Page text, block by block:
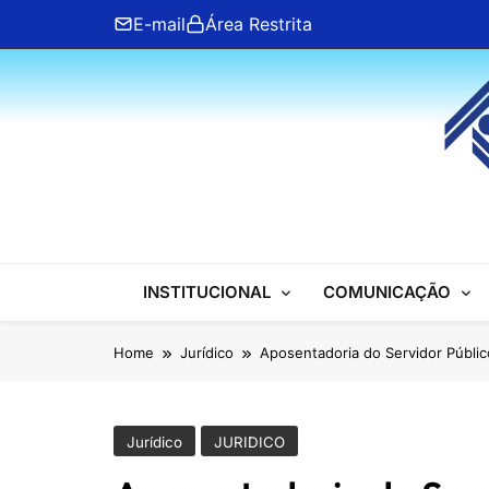
content
E-mail Área Restrita
ANFIP Nacional
INSTITUCIONAL COMUNICAÇÃO
Home Jurídico Aposentadoria do Servidor
Jurídico JURIDICO